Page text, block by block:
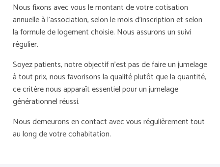
Nous fixons avec vous le montant de votre cotisation
annuelle à l’association, selon le mois d’inscription et selon
la formule de logement choisie. Nous assurons un suivi
régulier.
Soyez patients, notre objectif n’est pas de faire un jumelage
à tout prix, nous favorisons la qualité plutôt que la quantité,
ce critère nous apparaît essentiel pour un jumelage
générationnel réussi.
Nous demeurons en contact avec vous régulièrement tout
au long de votre cohabitation.